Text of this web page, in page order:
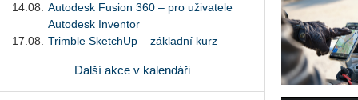
14.08.
Autodesk Fusion 360 – pro uživatele
Autodesk Inventor
17.08.
Trimble SketchUp – základní kurz
Další akce v kalendáři